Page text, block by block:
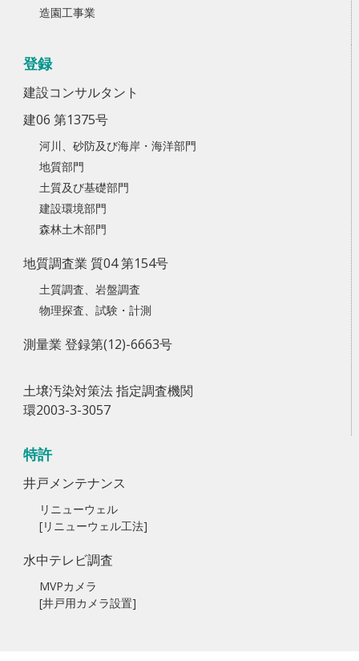
造園工事業
登録
建設コンサルタント
建06 第1375号
河川、砂防及び海岸・海洋部門
地質部門
土質及び基礎部門
建設環境部門
森林土木部門
地質調査業 質04 第154号
土質調査、岩盤調査
物理探査、試験・計測
測量業 登録第(12)-6663号
土壌汚染対策法 指定調査機関
環2003-3-3057
特許
井戸メンテナンス
リニューウェル
[リニューウェル工法]
水中テレビ調査
MVPカメラ
[井戸用カメラ設置]